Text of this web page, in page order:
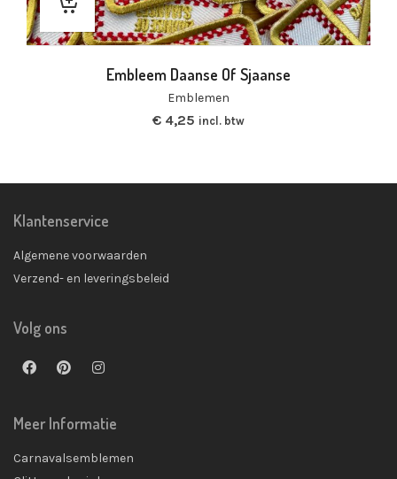
Embleem Daanse Of Sjaanse
Emblemen
€ 4,25 incl. btw
Klantenservice
Algemene voorwaarden
Verzend- en leveringsbeleid
Volg ons
Meer Informatie
Carnavalsemblemen